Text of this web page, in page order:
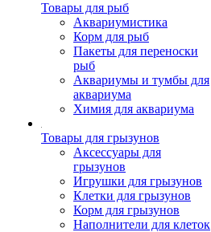
Товары для рыб
Аквариумистика
Корм для рыб
Пакеты для переноски
рыб
Аквариумы и тумбы для
аквариума
Химия для аквариума
Товары для грызунов
Аксессуары для
грызунов
Игрушки для грызунов
Клетки для грызунов
Корм для грызунов
Наполнители для клеток